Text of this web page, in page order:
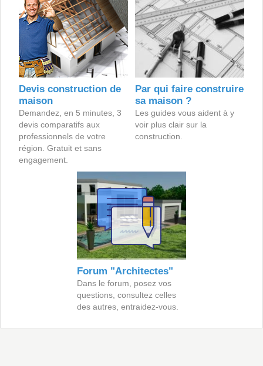
Devis construction de
maison
Demandez, en 5 minutes, 3
devis comparatifs aux
professionnels de votre
région. Gratuit et sans
engagement.
Par qui faire construire
sa maison ?
Les guides vous aident à y
voir plus clair sur la
construction.
Forum "Architectes"
Dans le forum, posez vos
questions, consultez celles
des autres, entraidez-vous.